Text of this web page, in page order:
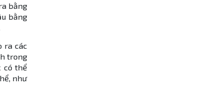
bằng
bằng
ra các
trong
có thể
như